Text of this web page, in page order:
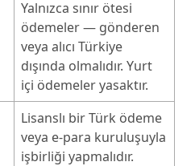
Yalnızca sınır ötesi
ödemeler — gönderen
veya alıcı Türkiye
dışında olmalıdır. Yurt
içi ödemeler yasaktır.
Lisanslı bir Türk ödeme
veya e-para kuruluşuyla
işbirliği yapmalıdır.